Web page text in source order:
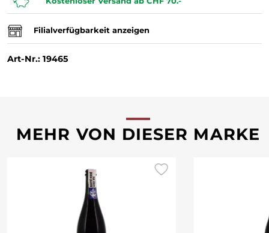
Filialverfügbarkeit anzeigen
Art-Nr.: 19465
MEHR VON DIESER MARKE